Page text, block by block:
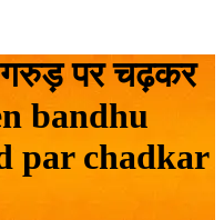
गरुड़ पर चढ़कर
bandhu
par chadkar